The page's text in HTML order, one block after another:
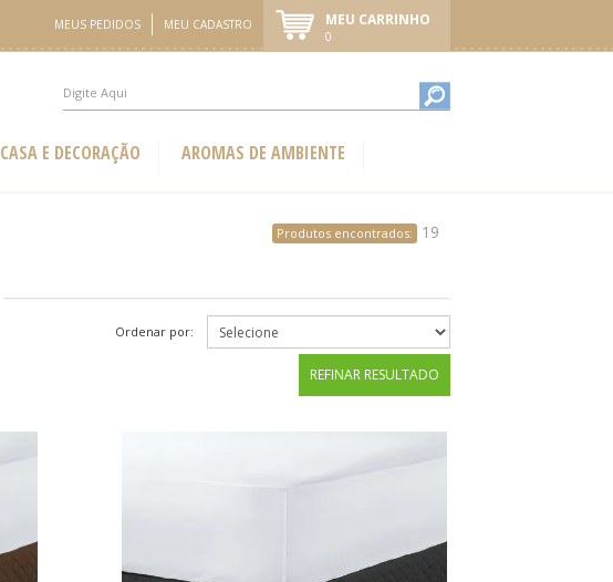
MEUS PEDIDOS MEU CADASTRO MEU CARRINHO
0
CASA E DECORAÇÃO
AROMAS DE AMBIENTE
REFINAR RESULTADO
Produtos encontrados: 19
Ordenar por: